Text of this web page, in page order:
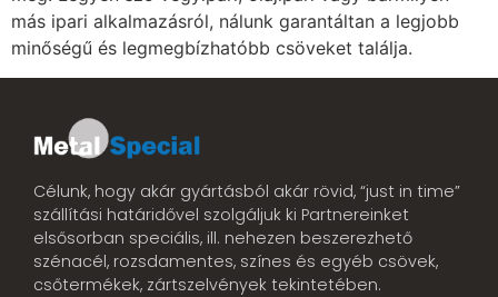
más ipari alkalmazásról, nálunk garantáltan a legjobb
minőségű és legmegbízhatóbb csöveket találja.
Célunk, hogy akár gyártásból akár rövid, “just in time”
szállítási határidővel szolgáljuk ki Partnereinket
elsősorban speciális, ill. nehezen beszerezhető
szénacél, rozsdamentes, színes és egyéb csövek,
csőtermékek, zártszelvények tekintetében.